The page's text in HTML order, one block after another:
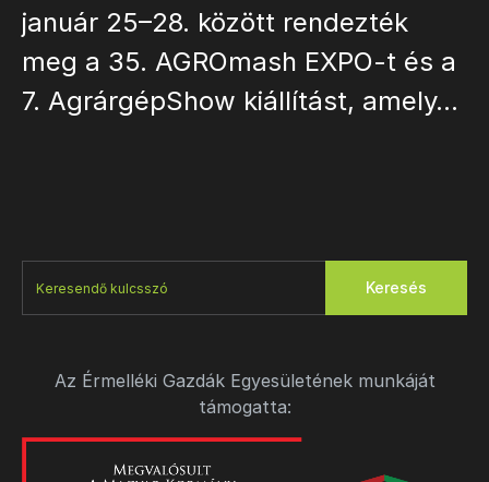
január 25–28. között rendezték
meg a 35. AGROmash EXPO-t és a
7. AgrárgépShow kiállítást, amely…
Keresés
Az Érmelléki Gazdák Egyesületének munkáját
támogatta: